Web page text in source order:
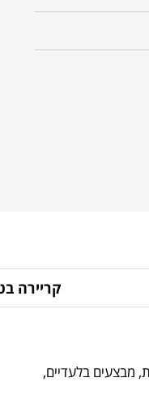
קריירה
מבצעים בלעדיים,